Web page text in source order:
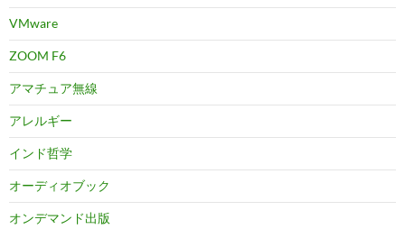
VMware
ZOOM F6
アマチュア無線
アレルギー
インド哲学
オーディオブック
オンデマンド出版